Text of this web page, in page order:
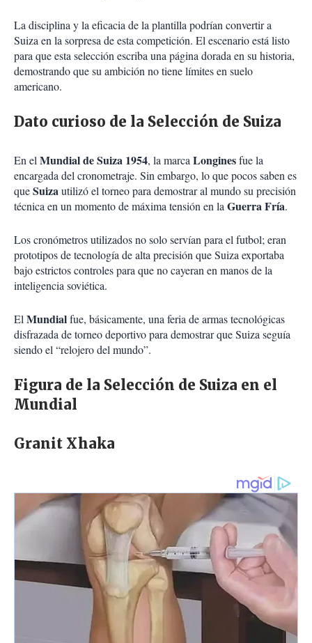
La disciplina y la eficacia de la plantilla podrían convertir a
Suiza en la sorpresa de esta competición. El escenario está listo
para que esta selección escriba una página dorada en su historia,
demostrando que su ambición no tiene límites en suelo
americano.
Dato curioso de la Selección de Suiza
En elMundial de Suiza 1954, la marcaLonginesfue la
encargada del cronometraje. Sin embargo, lo que pocos saben es
queSuizautilizó el torneo para demostrar al mundo su precisión
técnica en un momento de máxima tensión en laGuerra Fría.
Los cronómetros utilizados no solo servían para el futbol; eran
prototipos de tecnología de alta precisión que Suiza exportaba
bajo estrictos controles para que no cayeran en manos de la
inteligencia soviética.
ElMundialfue, básicamente, una feria de armas tecnológicas
disfrazada de torneo deportivo para demostrar que Suiza seguía
siendo el “relojero del mundo”.
Figura de la Selección de Suiza en el
Mundial
Granit Xhaka